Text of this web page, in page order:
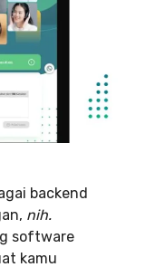
backend
nih.
software
kamu